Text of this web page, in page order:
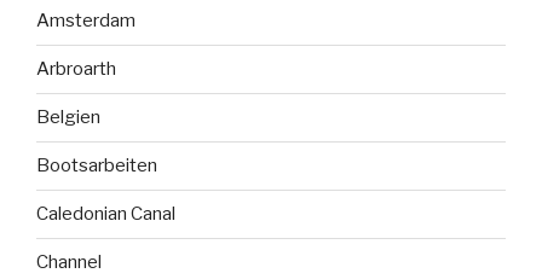
Amsterdam
Arbroarth
Belgien
Bootsarbeiten
Caledonian Canal
Channel